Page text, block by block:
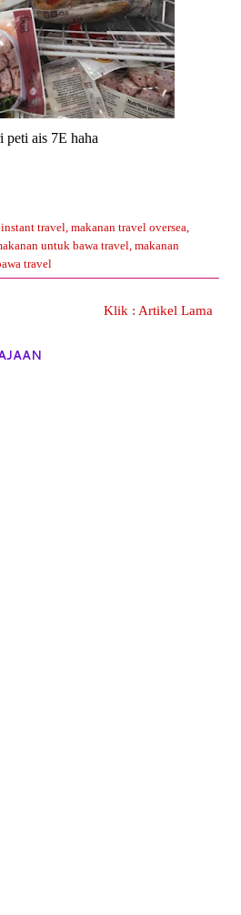
peti ais 7E haha
travel, makanan travel oversea,
untuk bawa travel, makanan
travel
Klik : Artikel Lama